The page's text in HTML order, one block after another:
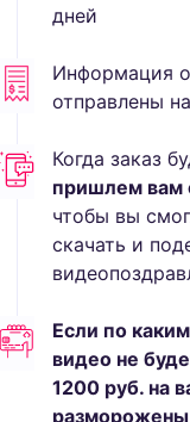
дней
Информация о
отправлены
Когда заказ
пришлем вам
чтобы вы
скачать и
Если по
видео не
1200 руб. на
разморожены